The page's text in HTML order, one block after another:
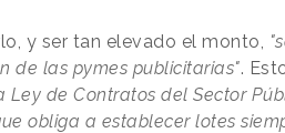
y ser tan elevado el monto,
de las pymes publicitarias".
Ley de Contratos del Sector
obliga a establecer lotes